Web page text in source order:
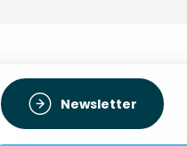
Newsletter